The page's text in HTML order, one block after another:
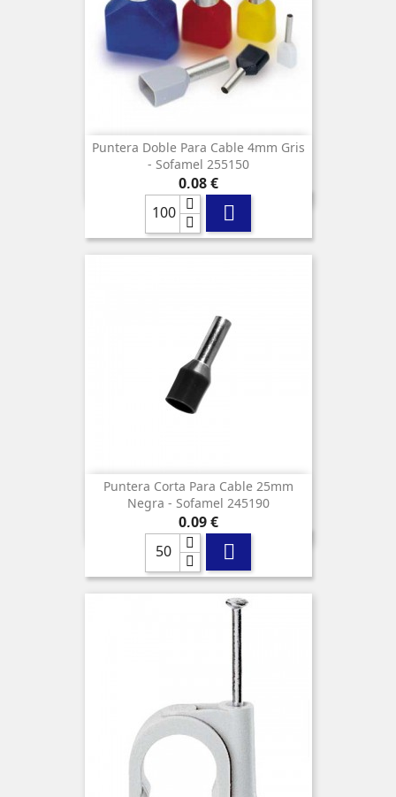
Puntera Doble Para Cable 4mm Gris
- Sofamel 255150
Precio
0,08 €

Puntera Corta Para Cable 25mm
Negra - Sofamel 245190
Precio
0,09 €
